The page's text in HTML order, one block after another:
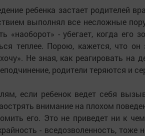
ребенка застает родителей
выполнял все несложные
«наоборот» - убегает, когда его
теплее. Порою, кажется, что
Не зная, как реагировать на
родители теряются и
если ребенок ведет себя
внимание на плохом
его. Это не приведет ни к
- вседозволенность, тоже